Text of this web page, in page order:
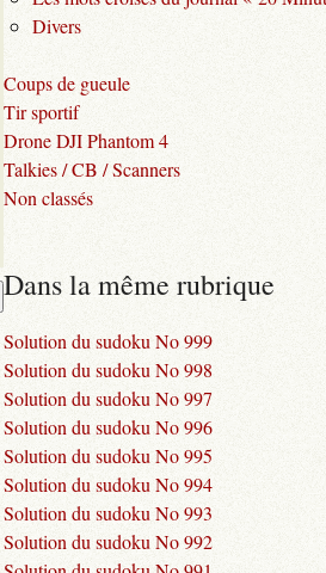
Divers
Coups de gueule
Tir sportif
Drone DJI Phantom 4
Talkies / CB / Scanners
Non classés
Dans la même rubrique
Solution du sudoku No 999
Solution du sudoku No 998
Solution du sudoku No 997
Solution du sudoku No 996
Solution du sudoku No 995
Solution du sudoku No 994
Solution du sudoku No 993
Solution du sudoku No 992